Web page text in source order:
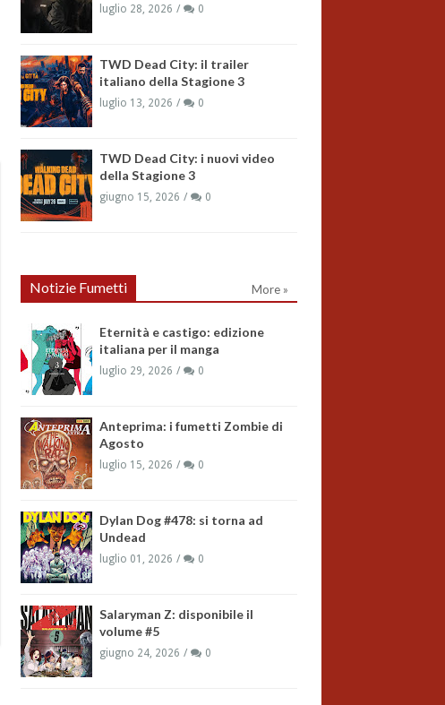
luglio 28, 2026 0
TWD Dead City: il trailer
italiano della Stagione 3
luglio 13, 2026 0
TWD Dead City: i nuovi video
della Stagione 3
giugno 15, 2026 0
Notizie Fumetti More »
Eternità e castigo: edizione
italiana per il manga
luglio 29, 2026 0
Anteprima: i fumetti Zombie di
Agosto
luglio 15, 2026 0
Dylan Dog #478: si torna ad
Undead
luglio 01, 2026 0
Salaryman Z: disponibile il
volume #5
giugno 24, 2026 0